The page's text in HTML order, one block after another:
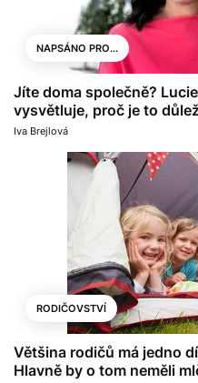
NAPSÁNO PRO...
Jíte doma společně?
vysvětluje, proč je to
Iva Brejlová
RODIČOVSTVÍ
Většina rodičů má jedno
Hlavně by o tom neměli